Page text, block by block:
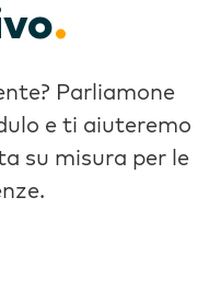
.
Parliamone
e ti aiuteremo
su misura per le